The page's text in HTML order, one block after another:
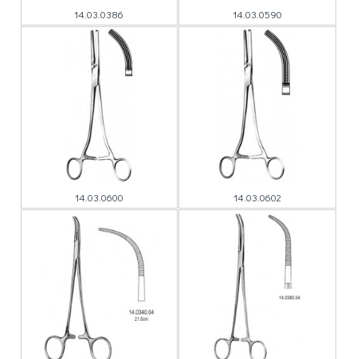
14.03.0386 14.03.0590
14.03.0600 14.03.0602